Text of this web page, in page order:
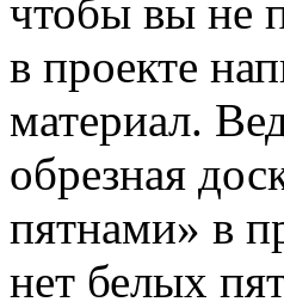
чтобы вы не
в проекте
материал.
обрезная
пятнами» в
нет белых